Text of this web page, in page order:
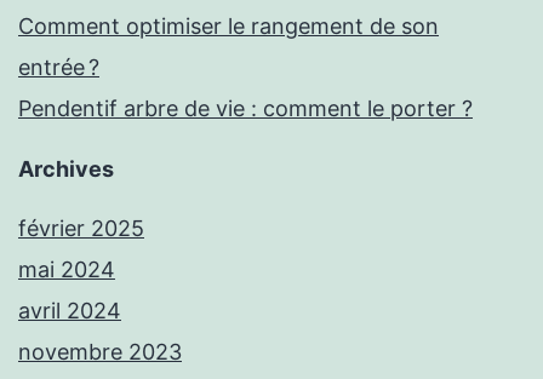
Comment optimiser le rangement de son
entrée ?
Pendentif arbre de vie : comment le porter ?
Archives
février 2025
mai 2024
avril 2024
novembre 2023